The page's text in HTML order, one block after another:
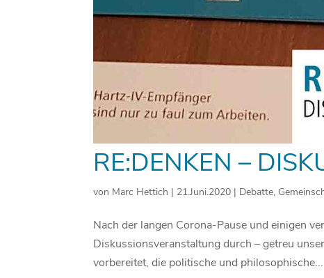
RE:DENKEN –
von Marc Hettich | 21.Juni.2020 | Debatte,
Nach der langen Corona-Pause und einigen
Diskussionsveranstaltung durch – getreu
vorbereitet, die politische und philosophische...